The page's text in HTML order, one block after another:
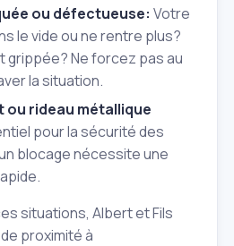
ou défectueuse: Votre
le vide ou ne rentre plus?
grippée? Ne forcez pas au
la situation.
ou rideau métallique
pour la sécurité des
blocage nécessite une
situations, Albert et Fils
proximité à